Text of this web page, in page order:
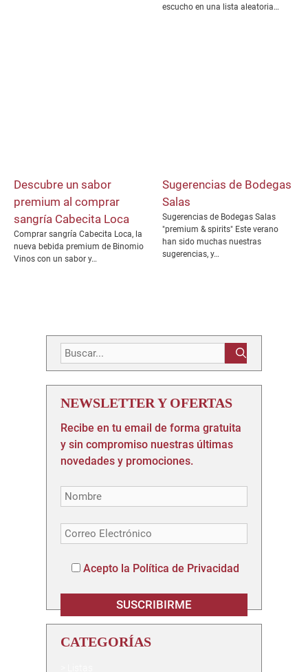
escucho en una lista aleatoria…
Descubre un sabor
premium al comprar
sangría Cabecita Loca
Comprar sangría Cabecita Loca, la
nueva bebida premium de Binomio
Vinos con un sabor y…
Sugerencias de Bodegas
Salas
Sugerencias de Bodegas Salas
"premium & spirits" Este verano
han sido muchas nuestras
sugerencias, y…
Buscar:
NEWSLETTER Y OFERTAS
Recibe en tu email de forma gratuita
y sin compromiso nuestras últimas
novedades y promociones.
Acepto la Política de Privacidad
CATEGORÍAS